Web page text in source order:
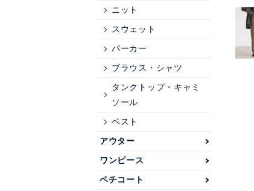
ニット
スウェット
パーカー
ブラウス・シャツ
タンクトップ・キャミ
ソール
ベスト
アウター
ワンピース
ペチコート